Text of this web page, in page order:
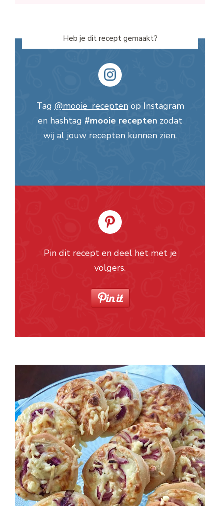
Heb je dit recept gemaakt?
Tag @mooie_receptenop Instagram
en hashtag #mooie recepten zodat
wij al jouw recepten kunnen zien.
Pin dit recept en deel het met je
volgers.